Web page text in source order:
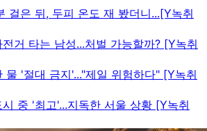
걸은 뒤, 두피 온도 재 봤더니...[Y녹취
거 타는 남성...처벌 가능할까? [Y녹취
물 '절대 금지'..."제일 위험하다" [Y녹취
중 '최고'...지독한 서울 상황 [Y녹취